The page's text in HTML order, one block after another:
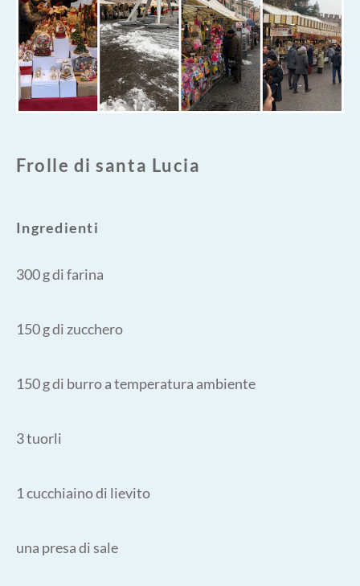
Frolle di santa Lucia
Ingredienti
300 g di farina
150 g di zucchero
150 g di burro a temperatura ambiente
3 tuorli
1 cucchiaino di lievito
una presa di sale